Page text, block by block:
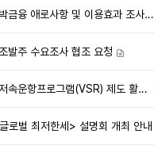
국적선사 선박금융 애로사항 및 이용효과 조사 협조 요청
발주 수요조사 협조 요청 첨부파일
울산항 선박저속운항프로그램(VSR) 제도 활성화 상반기 간담회 사전 안내
로벌 최저한세> 설명회 개최 안내